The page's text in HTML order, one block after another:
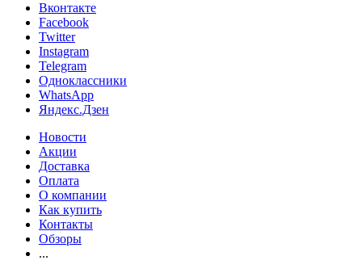
Вконтакте
Facebook
Twitter
Instagram
Telegram
Одноклассники
WhatsApp
Яндекс.Дзен
Новости
Акции
Доставка
Оплата
О компании
Как купить
Контакты
Обзоры
...